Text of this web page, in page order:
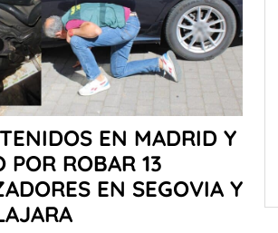
EN MADRID Y
POR ROBAR 13
EN SEGOVIA Y